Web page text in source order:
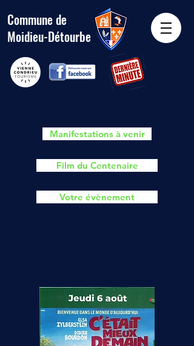
Commune de
Moidieu-Détourbe
Manifestations à venir
Film du Centenaire
Votre évènement